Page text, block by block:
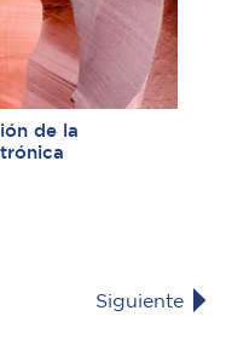
de la
Siguiente